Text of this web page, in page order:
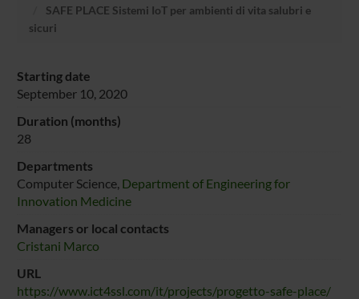
SAFE PLACE Sistemi IoT per ambienti di vita salubri e
sicuri
Starting date
September 10, 2020
Duration (months)
28
Departments
Computer Science, Department of Engineering for
Innovation Medicine
Managers or local contacts
Cristani Marco
URL
https://www.ict4ssl.com/it/projects/progetto-safe-place/